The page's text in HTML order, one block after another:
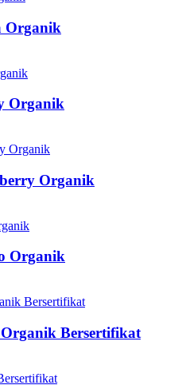
Organik
Organik
Organik
Organik
Bersertifikat